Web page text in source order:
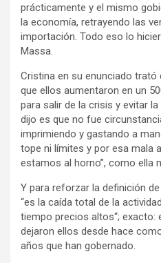
prácticamente y el mismo
la economía, retrayendo las
importación. Todo eso lo
Massa.
Cristina en su enunciado
que ellos aumentaron en un
para salir de la crisis y evitar
dijo es que no fue
imprimiendo y gastando a
tope ni límites y por esa mala
estamos al horno”, como ella
Y para reforzar la definición
“es la caída total de la
tiempo precios altos“; exacto:
dejaron ellos desde hace
años que han gobernado.